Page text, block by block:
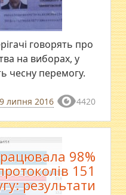
говорять про
на виборах, у
чесну перемогу.
липня 2016 4420
98%
151
результати